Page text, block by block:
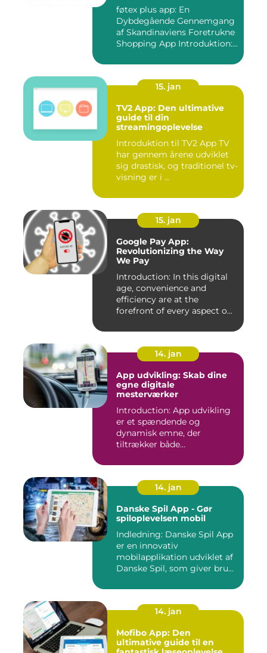
føtex plus app: En
Dybdegående Gennemgang
af Skandinaviens Foretrukne
Shopping App Introduktion:
15. jan
TV2 App: Den ultimative
guide til din
streamingoplevelse
Introduktion til TV2 App TV
har gennem årene udviklet
sig drastisk, og traditionel tv-
visning er i ...
15. jan
Google Pay App:
Revolutionizing the Way
We Pay
Introduction: In this digital
age, convenience and
efficiency are at the
forefront of every aspect o...
14. jan
App udvikling: Skab dine
egne digitale
mesterværker
Introduction: App udvikling
er et spændende og
dynamisk emne, der
tiltrækker både
14. jan
Danske Spil App - Gør
spiloplevelsen mobil
Indledning: Danske Spil App
er en innovativ
mobilapplikation udviklet af
Danske Spil, som giver bru...
14. jan
Mofibo App: Den
ultimative guide til en